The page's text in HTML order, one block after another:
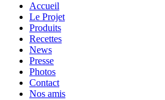
Accueil
Le Projet
Produits
Recettes
News
Presse
Photos
Contact
Nos amis